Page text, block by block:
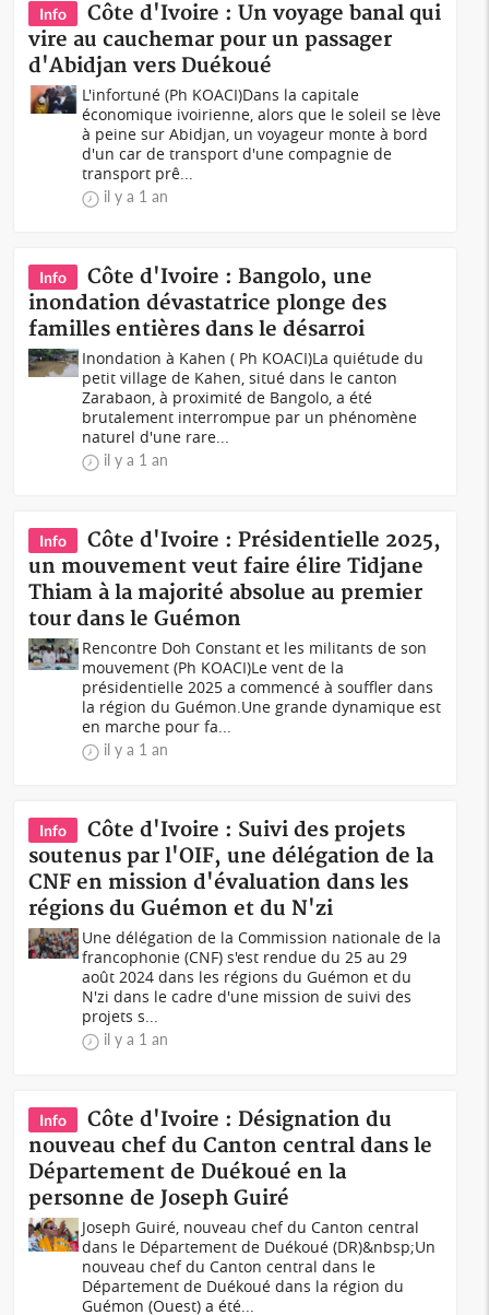
Info
Côte d'Ivoire : Un voyage banal qui
vire au cauchemar pour un passager
d'Abidjan vers Duékoué
L'infortuné (Ph KOACI)Dans la capitale
économique ivoirienne, alors que le soleil se lève
à peine sur Abidjan, un voyageur monte à bord
d'un car de transport d'une compagnie de
transport prê...
il y a 1 an
Info
Côte d'Ivoire : Bangolo, une
inondation dévastatrice plonge des
familles entières dans le désarroi
Inondation à Kahen ( Ph KOACI)La quiétude du
petit village de Kahen, situé dans le canton
Zarabaon, à proximité de Bangolo, a été
brutalement interrompue par un phénomène
naturel d'une rare...
il y a 1 an
Info
Côte d'Ivoire : Présidentielle 2025,
un mouvement veut faire élire Tidjane
Thiam à la majorité absolue au premier
tour dans le Guémon
Rencontre Doh Constant et les militants de son
mouvement (Ph KOACI)Le vent de la
présidentielle 2025 a commencé à souffler dans
la région du Guémon.Une grande dynamique est
en marche pour fa...
il y a 1 an
Info
Côte d'Ivoire : Suivi des projets
soutenus par l'OIF, une délégation de la
CNF en mission d'évaluation dans les
régions du Guémon et du N'zi
Une délégation de la Commission nationale de la
francophonie (CNF) s'est rendue du 25 au 29
août 2024 dans les régions du Guémon et du
N'zi dans le cadre d'une mission de suivi des
projets s...
il y a 1 an
Info
Côte d'Ivoire : Désignation du
nouveau chef du Canton central dans le
Département de Duékoué en la
personne de Joseph Guiré
Joseph Guiré, nouveau chef du Canton central
dans le Département de Duékoué (DR)&nbsp;Un
nouveau chef du Canton central dans le
Département de Duékoué dans la région du
Guémon (Ouest) a été...